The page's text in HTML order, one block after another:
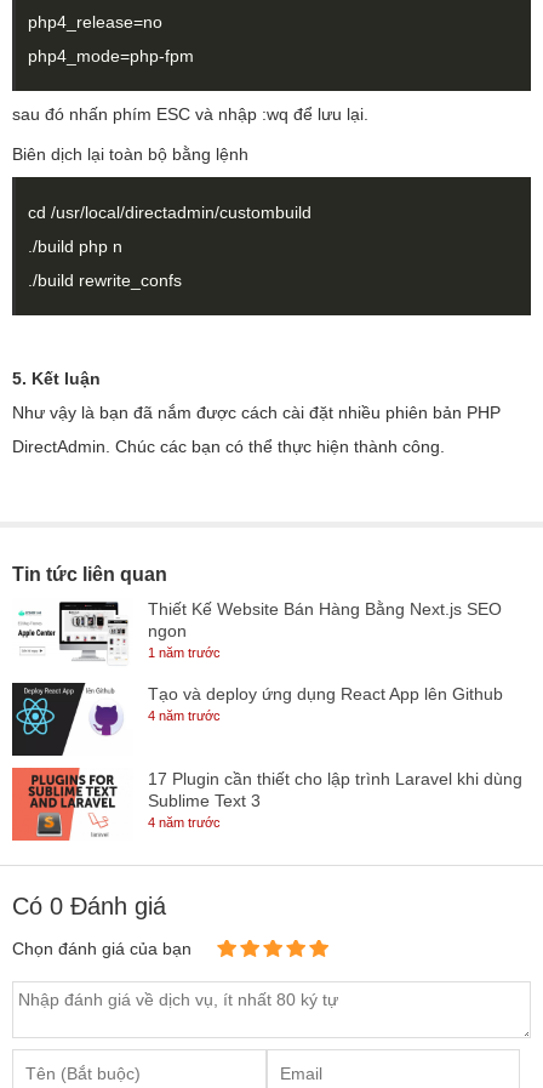
php4_release=no
php4_mode=php-fpm
sau đó nhấn phím ESC và nhập :wq để lưu lại.
Biên dịch lại toàn bộ bằng lệnh
cd /usr/local/directadmin/custombuild
./build php n
./build rewrite_confs
5. Kết luận
Như vậy là bạn đã nắm được cách cài đặt nhiều phiên bản PHP
DirectAdmin. Chúc các bạn có thể thực hiện thành công.
Tin tức liên quan
Thiết Kế Website Bán Hàng Bằng Next.js SEO
ngon
1 năm trước
Tạo và deploy ứng dụng React App lên Github
4 năm trước
17 Plugin cần thiết cho lập trình Laravel khi dùng
Sublime Text 3
4 năm trước
Có 0 Đánh giá
Chọn đánh giá của bạn